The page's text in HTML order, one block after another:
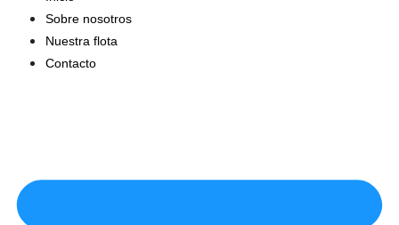
Sobre nosotros
Nuestra flota
Contacto